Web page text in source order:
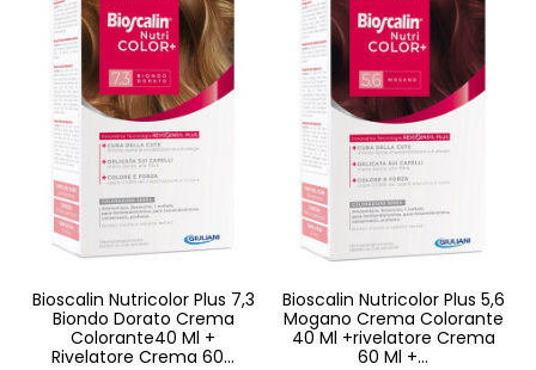
Bioscalin Nutricolor Plus 7,3
Biondo Dorato Crema
Colorante40 Ml +
Rivelatore Crema 60...
Bioscalin Nutricolor Plus 5,6
Mogano Crema Colorante
40 Ml +rivelatore Crema
60 Ml +...